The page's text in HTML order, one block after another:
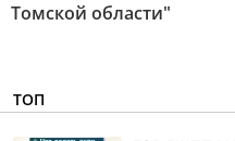
Томской области"
ТОП